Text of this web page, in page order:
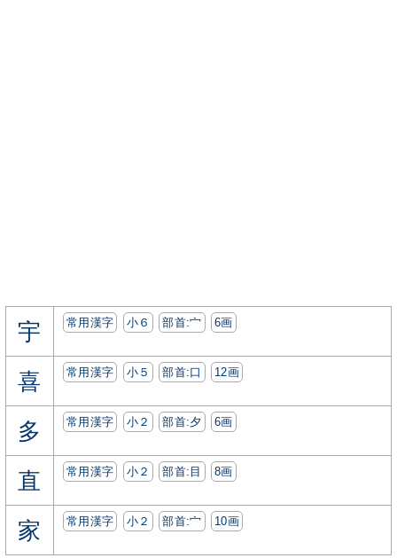
宇 常用漢字 小６ 部首:⼧ 6画
喜 常用漢字 小５ 部首:⼝ 12画
多 常用漢字 小２ 部首:⼣ 6画
直 常用漢字 小２ 部首:⽬ 8画
家 常用漢字 小２ 部首:⼧ 10画